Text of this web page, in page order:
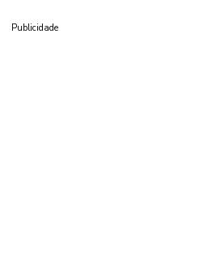
Publicidade